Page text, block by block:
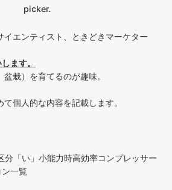
picker.
イエンティスト、ときどきマーケター
ます。
栽）を育てるのが趣味。
個人的な内容を記載します。
分「い」小能力時高効率コンプレッサー
ン一覧